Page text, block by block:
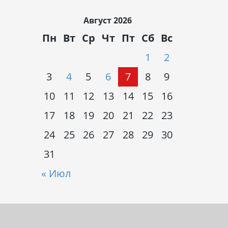
Август 2026
Пн Вт Ср Чт Пт Сб Вс
« Июл
1
2
3
4 5 6 7 8
9
10
11 12 13 14 15
16
17
18 19 20 21 22
23
24
25 26 27 28 29
30
31